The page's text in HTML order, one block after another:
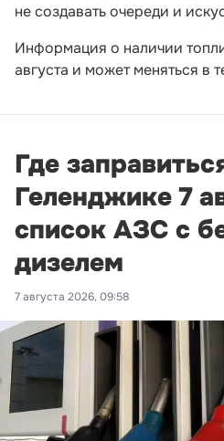
не создавать очереди и
Информация о наличии
августа и может меняться в
Где
Геленджике 7
список АЗС с
дизелем
7 августа 2026, 09:58